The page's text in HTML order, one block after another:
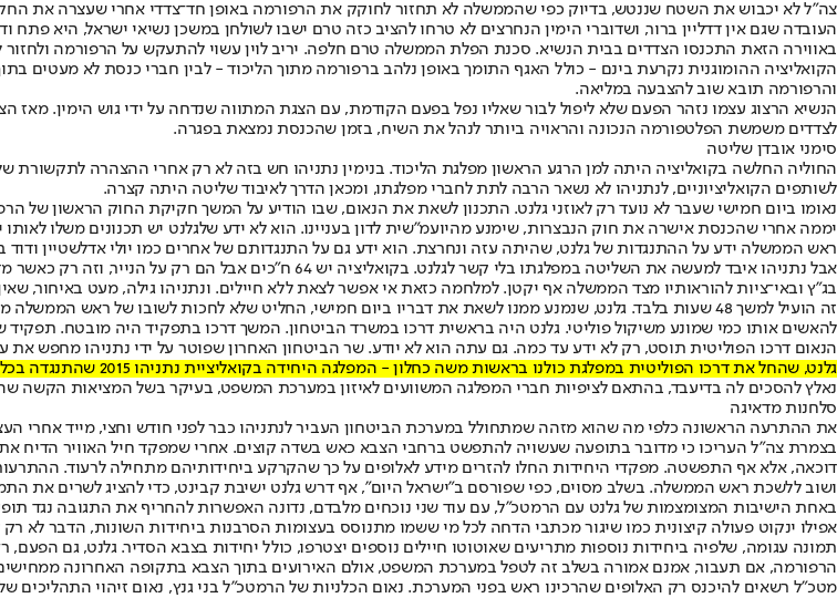
צה"ל לא יכבוש את השטח שננטש, בדיוק כפי שהממשלה לא תחזור לחוקק את הרפורמה באופן חד־צדדי אחרי שעצרה את
העובדה שגם אין דדליין ברור, ושדוברי הימין הנחרצים לא טרחו להציב כזה טרם ישבו לשולחן במשכן נשיאי ישראל, היא פתח
באווירה הזאת התכנסו הצדדים בבית הנשיא. סכנת הפלת הממשלה טרם חלפה. יריב לוין עשוי להתעקש על הרפורמה
הקואליציה ההומוגנית נקרעת בינם - כולל האגף התומך באופן נלהב ברפורמה מתוך הליכוד - לבין חברי כנסת לא מעטים
והרפורמה תובא שוב להצבעה במליאה.
הנשיא הרצוג עצמו נזהר הפעם שלא ליפול לבור שאליו נפל בפעם הקודמת, עם הצגת המתווה שנדחה על ידי גוש הימין. מאז
לצדדים משמשת הפלטפורמה הנכונה והראויה ביותר לנהל את השיח, בזמן שהכנסת נמצאת בפגרה.
סימני אובדן שליטה
החוליה החלשה בקואליציה היתה למן הרגע הראשון מפלגת הליכוד. בנימין נתניהו חש בזה לא רק אחרי ההצהרה לתקשורת
לשותפים הקואליציוניים, לנתניהו לא נשאר הרבה לתת לחברי מפלגתו, ומכאן הדרך לאיבוד שליטה היתה קצרה.
נאומו ביום חמישי שעבר לא נועד רק לאוזני גלנט. התכנון לשאת את הנאום, שבו הודיע על המשך חקיקת החוק הראשון של
יממה אחרי שהכנסת אישרה את חוק הנבצרות, שימנע מהיועמ"שית לדון בעניינו. הוא לא ידע שלגלנט יש תכנונים משלו לאותו
ראש הממשלה ידע על ההתנגדות של גלנט, שהיתה עזה ונחרצת. הוא ידע גם על התנגדותם של אחרים כמו יולי אדלשטיין
אבל נתניהו איבד למעשה את השליטה במפלגתו בלי קשר לגלנט.
בג"ץ ובאי־ציות להוראותיו מצד הממשלה אף יקטן. למלחמה כזאת אי אפשר לצאת ללא חיילים. ונתניהו גילה, מעט באיחור,
זה הועיל למשך 48 שעות בלבד. גלנט, שנמנע ממנו לשאת את דבריו ביום חמישי, החליט שלא לחכות לשובו של ראש
להאשים אותו כמי שמונע משיקול פוליטי. גלנט היה בראשית דרכו במשרד הביטחון. המשך דרכו בתפקיד היה מובטח. תפקיד
הנאום דרכו הפוליטית תוסט, רק לא ידע עד כמה. גם עתה הוא לא יודע. שר הביטחון האחרון שפוטר על ידי נתניהו מחפש את
גלנט, שהחל את דרכו הפוליטית במפלגת כולנו בראשות משה כחלון - המפלגה היחידה בקואליציית נתניהו 2015 שהתנגדה בכל תוקף לשינויים במערכת המשפט - לא היה להוט לרפורמה מהרגע הראשון
נאלץ להסכים לה בדיעבד, בהתאם לציפיות חברי המפלגה המשוועים לאיזון במערכת המשפט, בעיקר בשל המציאות הקשה
סלחנות מדאיגה
את ההתרעה הראשונה כלפי מה שהוא מזהה שמתחולל במערכת הביטחון העביר לנתניהו כבר לפני חודש וחצי, מייד אחרי
בצמרת צה"ל העריכו כי מדובר בתופעה שעשויה להתפשט ברחבי הצבא כאש בשדה קוצים. אחרי שמפקד חיל האוויר הדיח
דוכאה, אלא אף התפשטה. מפקדי היחידות החלו להזרים מידע לאלופים על כך שהקרקע ביחידותיהם מתחילה לרעוד.
ושוב ללשכת ראש הממשלה. בשלב מסוים, כפי שפורסם ב"ישראל היום", אף דרש גלנט ישיבת קבינט, כדי להציג לשרים את
באחת הישיבות המצומצמות של גלנט עם הרמטכ"ל, עם עוד שני נוכחים מלבדם, נדונה האפשרות להחריף את התגובה נגד
אפילו ינקוט פעולה קיצונית כמו שיגור מכתבי הדחה לכל מי ששמו מתנוסס בעצומות הסרבנות ביחידות השונות, הדבר לא
תמונה עגומה, שלפיה ביחידות נוספות מתריעים שאוטוטו חיילים נוספים יצטרפו, כולל יחידות בצבא הסדיר. גלנט, גם
הרפורמה, אם תעבור, אמנם אמורה בשלב זה לטפל במערכת המשפט, אולם האירועים בתוך הצבא בתקופה האחרונה
מטכ"ל רשאים להיכנס רק האלופים שהרכינו ראש בפני המערכת. נאום הכלניות של הרמטכ"ל בני גנץ, נאום זיהוי התהליכים